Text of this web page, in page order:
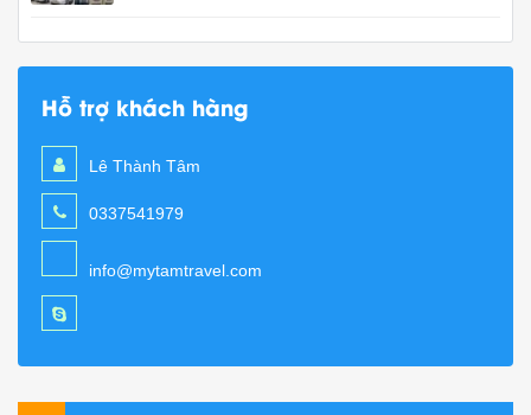
Hỗ trợ khách hàng
Lê Thành Tâm
0337541979
info@mytamtravel.com